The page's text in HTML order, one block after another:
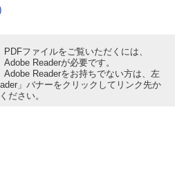
PDFファイルをご覧いただくには、
Adobe Readerが必要です。
Adobe Readerをお持ちでない方は、左
」バナーをクリックしてリンク先か
ださい。